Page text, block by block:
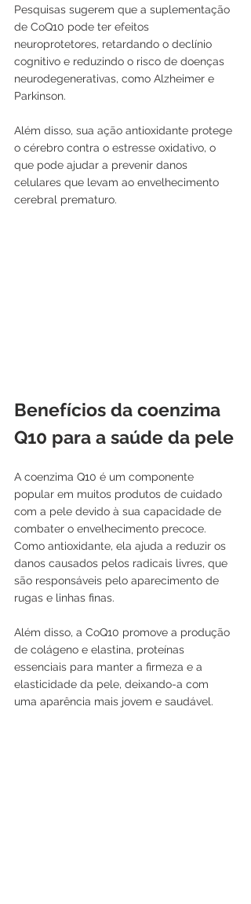
Pesquisas sugerem que a suplementação
de CoQ10 pode ter efeitos
neuroprotetores, retardando o declínio
cognitivo e reduzindo o risco de doenças
neurodegenerativas, como Alzheimer e
Parkinson.
Além disso, sua ação antioxidante protege
o cérebro contra o estresse oxidativo, o
que pode ajudar a prevenir danos
celulares que levam ao envelhecimento
cerebral prematuro.
Benefícios da coenzima
Q10 para a saúde da pele
A coenzima Q10 é um componente
popular em muitos produtos de cuidado
com a pele devido à sua capacidade de
combater o envelhecimento precoce.
Como antioxidante, ela ajuda a reduzir os
danos causados pelos radicais livres, que
são responsáveis pelo aparecimento de
rugas e linhas finas.
Além disso, a CoQ10 promove a produção
de colágeno e elastina, proteínas
essenciais para manter a firmeza e a
elasticidade da pele, deixando-a com
uma aparência mais jovem e saudável.